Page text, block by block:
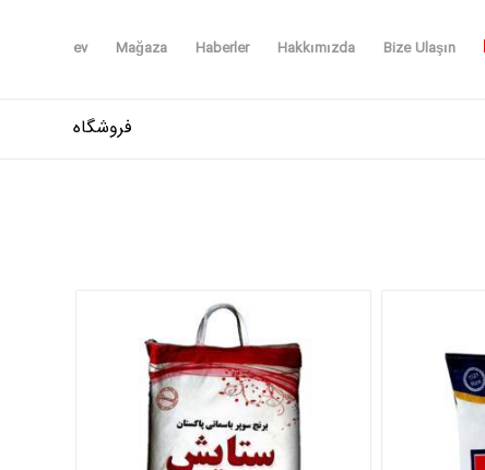
ev Mağaza Haberler Hakkımızda Bize Ulaşın
فروشگاه